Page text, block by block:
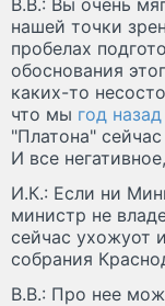
нашей точки
пробелах
обоснования
каких-то
что мы год
"Платона"
И все
И.К.: Если ни
министр не
сейчас ухожуот
собрания
В.В.: Про нее